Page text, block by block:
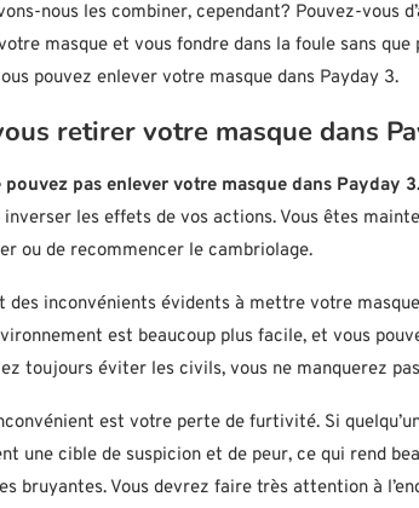
nous les combiner, cependant? Pouvez-vous
masque et vous fondre dans la foule sans
pouvez enlever votre masque dans Payday 3.
retirer votre masque dans
pouvez pas enlever votre masque dans Payday 3.
inverser les effets de vos actions. Vous êtes
ou de recommencer le cambriolage.
des inconvénients évidents à mettre votre
est beaucoup plus facile, et vous
toujours éviter les civils, vous ne manquerez
est votre perte de furtivité. Si
une cible de suspicion et de peur, ce qui rend
bruyantes. Vous devrez faire très attention à